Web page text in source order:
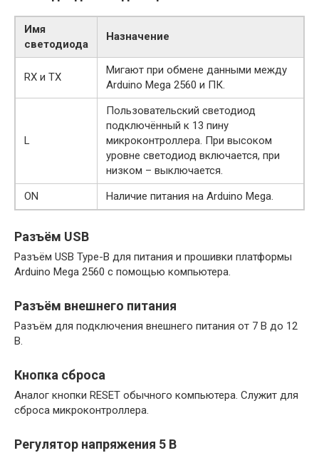
Имя
светодиода
Назначение
RX и TX
Мигают при обмене данными между
Arduino Mega 2560 и ПК.
L
Пользовательский светодиод
подключённый к 13 пину
микроконтроллера. При высоком
уровне светодиод включается, при
низком – выключается.
ON
Наличие питания на Arduino Mega.
Разъём USB
Разъём USB Type-B для питания и прошивки платформы
Arduino Mega 2560 с помощью компьютера.
Разъём внешнего питания
Разъём для подключения внешнего питания от 7 В до 12
В.
Кнопка сброса
Аналог кнопки RESET обычного компьютера. Служит для
сброса микроконтроллера.
Регулятор напряжения 5 В